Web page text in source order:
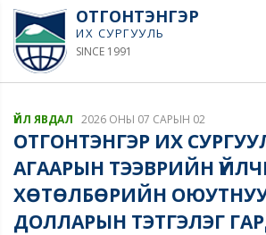
ОТГОНТЭНГЭР
ИХ СУРГУУЛЬ
SINCE 1991
ҮЙЛ ЯВДАЛ 2026 ОНЫ 07 САРЫН 02
ОТГОНТЭНГЭР ИХ
АГААРЫН ТЭЭВРИЙН
ХӨТӨЛБӨРИЙН
ДОЛЛАРЫН ТЭТГЭЛЭГ